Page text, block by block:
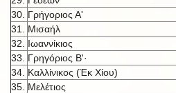
30. Γρήγοριος Α'
31.
Μισαήλ
32.
Ιωαννίκιος
33.
Γρηγόριος Β'·
34. Καλλίνικος (Έκ Χίου)
35. Μελέτιος